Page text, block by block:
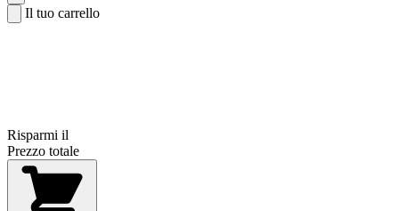
Il tuo carrello
Risparmi il
Prezzo totale